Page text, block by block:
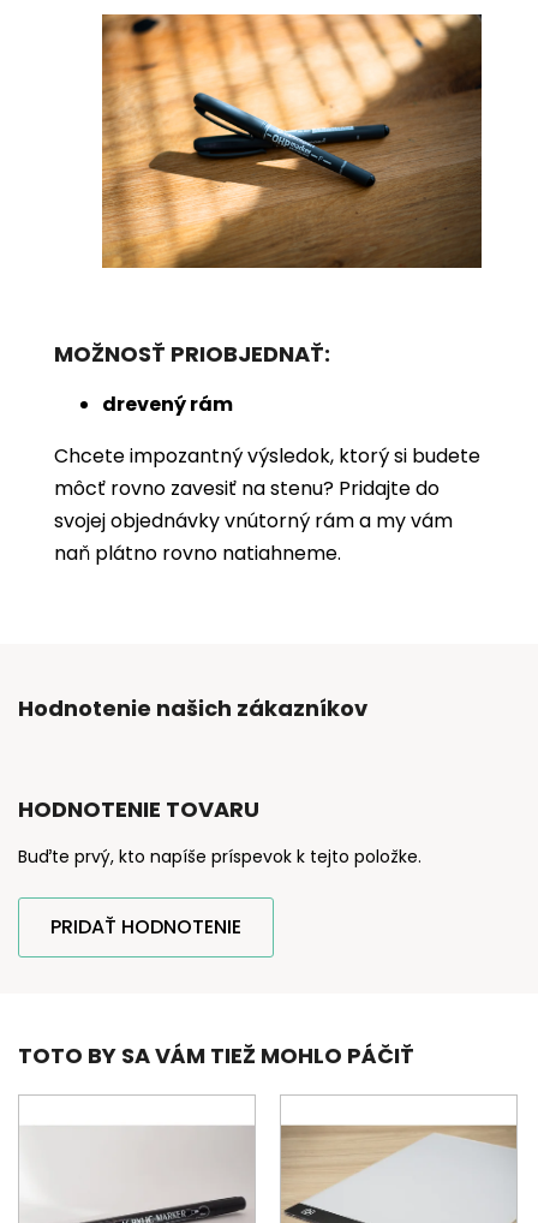
MOŽNOSŤ PRIOBJEDNAŤ:
drevený rám
Chcete impozantný výsledok, ktorý si budete
môcť rovno zavesiť na stenu? Pridajte do
svojej objednávky vnútorný rám a my vám
naň plátno rovno natiahneme.
Hodnotenie našich zákazníkov
HODNOTENIE TOVARU
Buďte prvý, kto napíše príspevok k tejto položke.
PRIDAŤ HODNOTENIE
TOTO BY SA VÁM TIEŽ MOHLO PÁČIŤ